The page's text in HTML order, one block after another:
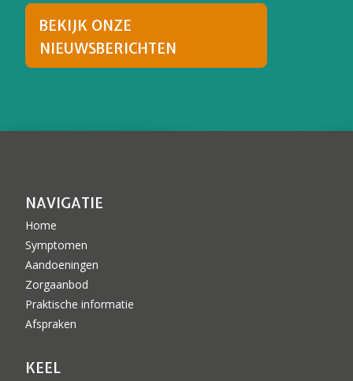
BEKIJK ONZE
NIEUWSBERICHTEN
NAVIGATIE
Home
Symptomen
Aandoeningen
Zorgaanbod
Praktische informatie
Afspraken
KEEL